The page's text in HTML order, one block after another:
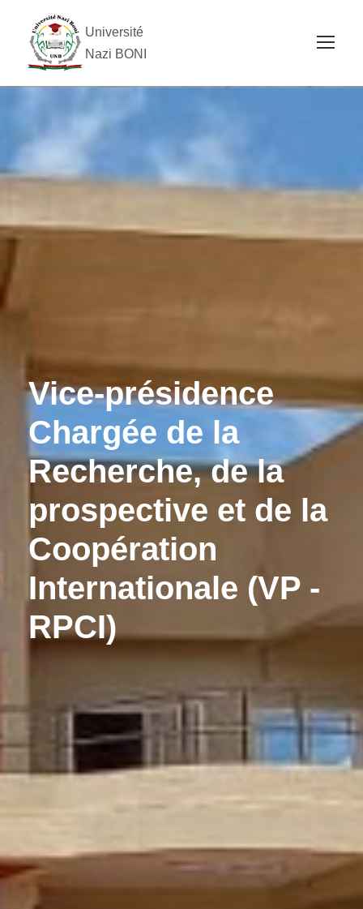
Université
Nazi BONI
Vice-présidence
Chargée de la
Recherche, de la
prospective et de la
Coopération
Internationale (VP -
RPCI)